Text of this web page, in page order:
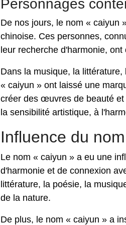
Personnages
De nos jours, le nom « caiyun
chinoise. Ces personnes,
leur recherche d'harmonie,
Dans la musique, la
« caiyun » ont laissé une
créer des œuvres de beauté et
la sensibilité artistique, à
Influence du
Le nom « caiyun » a eu une
d'harmonie et de connexion
littérature, la poésie, la
de la nature.
De plus, le nom « caiyun » a